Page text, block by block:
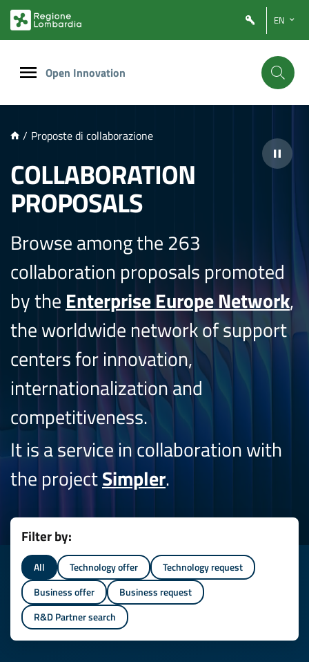
PRINCIPALE
EN
Open Innovation
/ Proposte di collaborazione
COLLABORATION
PROPOSALS
Browse among the 263
collaboration proposals promoted
by the Enterprise Europe Network,
the worldwide network of support
centers for innovation,
internationalization and
competitiveness.
It is a service in collaboration with
the projectSimpler.
Filter by:
All Technology offer
Technology request
Business offer
Business request
R&D Partner search